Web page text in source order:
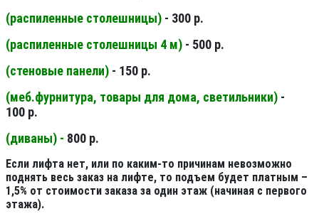
(распиленные столешницы) - 300 р.
(распиленные столешницы 4 м) - 500 р.
(стеновые панели) - 150 р.
(меб.фурнитура, товары для дома, светильники) -
100 р.
(диваны) - 800 р.
Если лифта нет, или по каким-то причинам невозможно
поднять весь заказ на лифте, то подъем будет платным –
1,5% от стоимости заказа за один этаж (начиная с первого
этажа).